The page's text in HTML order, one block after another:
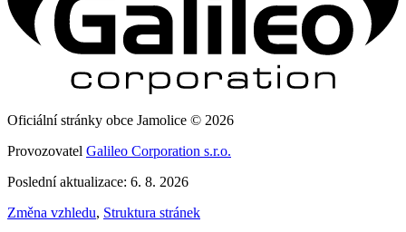
Oficiální stránky obce Jamolice © 2026
Provozovatel Galileo Corporation s.r.o.
Poslední aktualizace: 6. 8. 2026
Změna vzhledu, Struktura stránek